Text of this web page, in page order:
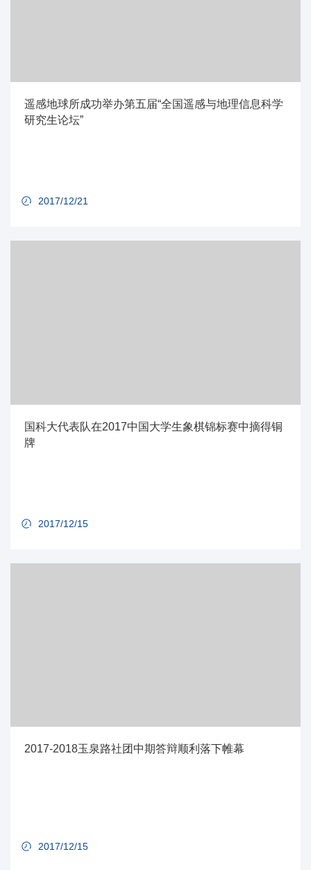
遥感地球所成功举办第五届“全国遥感与地理信息科学
研究生论坛”
2017/12/21
国科大代表队在2017中国大学生象棋锦标赛中摘得铜
牌
2017/12/15
2017-2018玉泉路社团中期答辩顺利落下帷幕
2017/12/15